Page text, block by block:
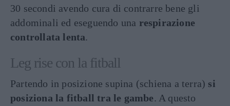
30 secondi avendo cura di contrarre bene gli
addominali ed eseguendo una respirazione
controllata lenta.
Leg rise con la fitball
Partendo in posizione supina (schiena a terra) si
posiziona la fitball tra le gambe. A questo